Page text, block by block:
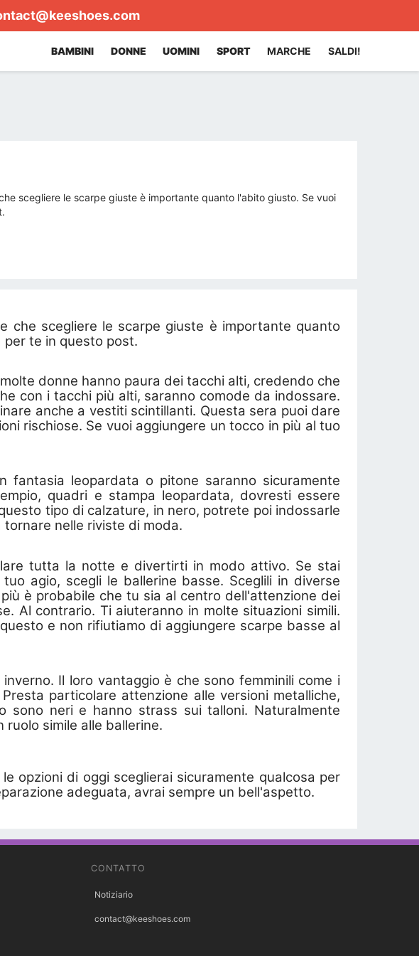
BAMBINI DONNE UOMINI SPORT MARCHE SALDI!
scegliere le scarpe giuste è importante quanto l'abito giusto. Se vuoi
che scegliere le scarpe giuste è importante quanto
te in questo post.
donne hanno paura dei tacchi alti, credendo che
con i tacchi più alti, saranno comode da indossare.
anche a vestiti scintillanti. Questa sera puoi dare
rischiose. Se vuoi aggiungere un tocco in più al tuo
fantasia leopardata o pitone saranno sicuramente
quadri e stampa leopardata, dovresti essere
tipo di calzature, in nero, potrete poi indossarle
nelle riviste di moda.
tutta la notte e divertirti in modo attivo. Se stai
agio, scegli le ballerine basse. Sceglili in diverse
è probabile che tu sia al centro dell'attenzione dei
Al contrario. Ti aiuteranno in molte situazioni simili.
e non rifiutiamo di aggiungere scarpe basse al
Il loro vantaggio è che sono femminili come i
particolare attenzione alle versioni metalliche,
sono neri e hanno strass sui talloni. Naturalmente
simile alle ballerine.
opzioni di oggi sceglierai sicuramente qualcosa per
adeguata, avrai sempre un bell'aspetto.
CONTATTO
Notiziario
contact@keeshoes.com